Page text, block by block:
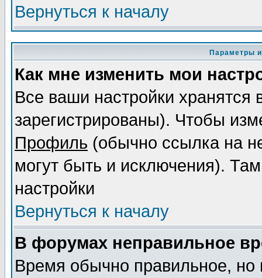
Вернуться к началу
Параметры
Как мне изменить мои
Все ваши настройки
зарегистрированы). Чтобы
Профиль (обычно ссылка на
могут быть и исключения).
настройки
Вернуться к началу
В форумах неправильное
Время обычно правильное,